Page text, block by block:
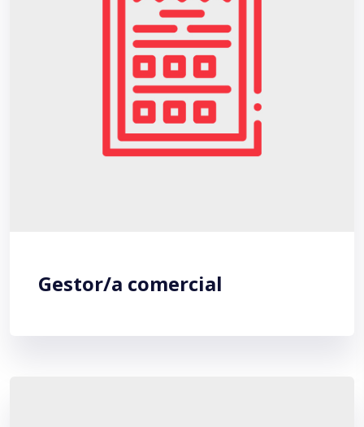
Gestor/a comercial